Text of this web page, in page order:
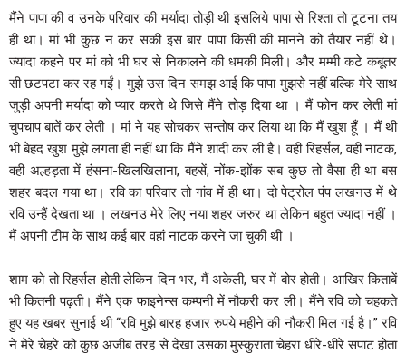
मैंने पापा की व उनके परिवार की मर्यादा तोड़ी थी इसलिये पापा से रिश्ता तो टूटना तय
ही था। मां भी कुछ न कर सकी इस बार पापा किसी की मानने को तैयार नहीं थे।
ज्यादा कहने पर मां को भी घर से निकालने की धमकी मिली। और मम्मी कटे कबूतर
सी छटपटा कर रह गईं। मुझे उस दिन समझ आई कि पापा मुझसे नहीं बल्कि मेरे साथ
जुड़ी अपनी मर्यादा को प्यार करते थे जिसे मैंने तोड़ दिया था । मैं फोन कर लेती मां
चुपचाप बातें कर लेती । मां ने यह सोचकर सन्तोष कर लिया था कि मैं खुश हूँ । मैं थी
भी बेहद खुश मुझे लगता ही नहीं था कि मैंने शादी कर ली है। वही रिहर्सल, वही नाटक,
वही अल्हड़ता में हंसना-खिलखिलाना, बहसें, नोंक-झोंक सब कुछ तो वैसा ही था बस
शहर बदल गया था। रवि का परिवार तो गांव में ही था। दो पेट्रोल पंप लखनउ में थे
रवि उन्हैं देखता था । लखनउ मेरे लिए नया शहर जरुर था लेकिन बहुत ज्यादा नहीं ।
मैं अपनी टीम के साथ कई बार वहां नाटक करने जा चुकी थी ।
शाम को तो रिहर्सल होती लेकिन दिन भर, मैं अकेली, घर में बोर होती। आखिर किताबें
भी कितनी पढ़ती। मैंने एक फाइनेन्स कम्पनी में नौकरी कर ली। मैंने रवि को चहकते
हुए यह खबर सुनाई थी ‘‘रवि मुझे बारह हजार रुपये महीने की नौकरी मिल गई है।’’ रवि
ने मेरे चेहरे को कुछ अजीब तरह से देखा उसका मुस्कुराता चेहरा धीरे-धीरे सपाट होता